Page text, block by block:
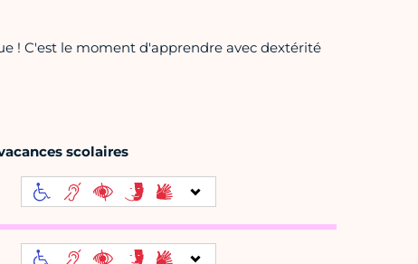
! C'est le moment d'apprendre avec dextérité
scolaires